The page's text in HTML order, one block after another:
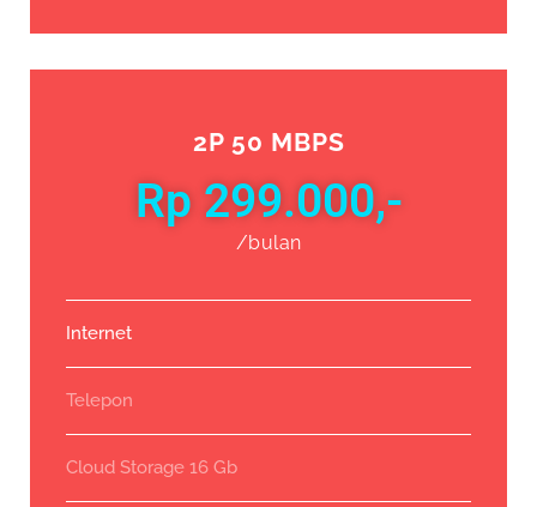
2P 50 MBPS
Rp 299.000,-
/bulan
Internet
Telepon
Cloud Storage 16 Gb